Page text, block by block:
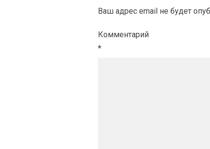
Ваш адрес email не будет
Комментарий
*